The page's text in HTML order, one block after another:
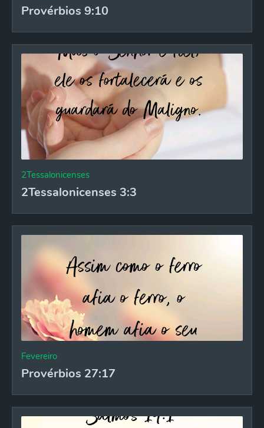
Provérbios 9:10
2Tessalonicenses
2Tessalonicenses 3:3
Fevereiro
Provérbios 27:17